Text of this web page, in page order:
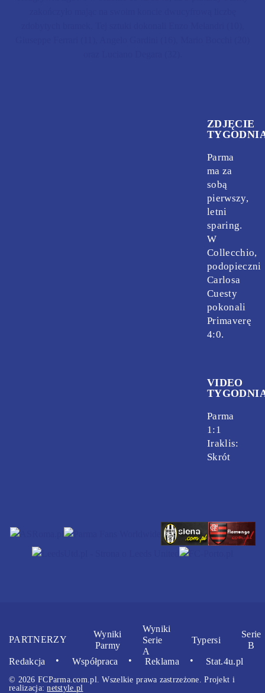
ZDJĘCIE
Parma
ma za
sobą
pierwszy,
letni
sparing.
W
Collecchio,
podopieczni
Carlosa
Cuesty
pokonali
Primaverę
4:0.
VIDEO
Parma
1:1
Iraklis:
Skrót
Redakcja Współpraca Reklama Stat.4u.pl
© 2026 FCParma.com.pl. Wszelkie prawa zastrzeżone. Projekt i
realizacja:netstyle.pl
PARTNERZY
Wyniki
Parmy
Wyniki
Serie
A
Typersi
Serie
B